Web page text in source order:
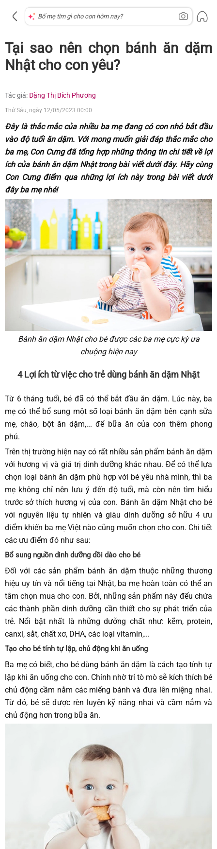
Tại sao nên chọn bánh ăn dặm
Nhật cho con yêu?
Tác giả:Đặng Thị Bích Phương
Thứ Sáu, ngày 12/05/2023 00:00
Đây là thắc mắc của nhiều ba mẹ đang có con nhỏ bắt đầu
vào độ tuổi ăn dặm. Với mong muốn giải đáp thắc mắc cho
ba mẹ, Con Cưng đã tổng hợp những thông tin chi tiết về lợi
ích của bánh ăn dặm Nhật trong bài viết dưới đây. Hãy cùng
Con Cưng điểm qua những lợi ích này trong bài viết dưới
đây ba mẹ nhé!
Bánh ăn dặm Nhật cho bé được các ba mẹ cực kỳ ưa
chuộng hiện nay
4 Lợi ích từ việc cho trẻ dùng bánh ăn dặm Nhật
Từ 6 tháng tuổi, bé đã có thể bắt đầu ăn dặm. Lúc này, ba
mẹ có thể bổ sung một số loại bánh ăn dặm bên cạnh sữa
mẹ, cháo, bột ăn dặm,... để bữa ăn của con thêm phong
phú.
Trên thị trường hiện nay có rất nhiều sản phẩm bánh ăn dặm
với hương vị và giá trị dinh dưỡng khác nhau. Để có thể lựa
chọn loại bánh ăn dặm phù hợp với bé yêu nhà mình, thì ba
mẹ không chỉ nên lưu ý đến độ tuổi, mà còn nên tìm hiểu
trước sở thích hương vị của con. Bánh ăn dặm Nhật cho bé
với nguyên liệu tự nhiên và giàu dinh dưỡng sở hữu 4 ưu
điểm khiến ba mẹ Việt nào cũng muốn chọn cho con. Chi tiết
các ưu điểm đó như sau:
Bổ sung nguồn dinh dưỡng dồi dào cho bé
Đối với các sản phẩm bánh ăn dặm thuộc những thương
hiệu uy tín và nổi tiếng tại Nhật, ba mẹ hoàn toàn có thể an
tâm chọn mua cho con. Bởi, những sản phẩm này đểu chứa
các thành phần dinh dưỡng cần thiết cho sự phát triển của
trẻ. Nổi bật nhất là những dưỡng chất như: kẽm, protein,
canxi, sắt, chất xơ, DHA, các loại vitamin,...
Tạo cho bé tính tự lập, chủ động khi ăn uống
Ba mẹ có biết, cho bé dùng bánh ăn dặm là cách tạo tính tự
lập khi ăn uống cho con. Chính nhờ trí tò mò sẽ kích thích bé
chủ động cầm nắm các miếng bánh và đưa lên miệng nhai.
Từ đó, bé sẽ được rèn luyện kỹ năng nhai và cầm nắm và
chủ động hơn trong bữa ăn.